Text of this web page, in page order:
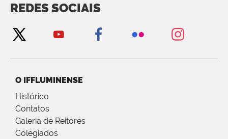
REDES SOCIAIS
O IFFLUMINENSE
Histórico
Contatos
Galeria de Reitores
Colegiados